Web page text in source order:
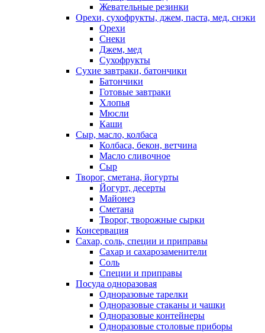
Жевательные резинки
Орехи, сухофрукты, джем, паста, мед, снэки
Орехи
Снеки
Джем, мед
Сухофрукты
Сухие завтраки, батончики
Батончики
Готовые завтраки
Хлопья
Мюсли
Каши
Сыр, масло, колбаса
Колбаса, бекон, ветчина
Масло сливочное
Сыр
Творог, сметана, йогурты
Йогурт, десерты
Майонез
Сметана
Творог, творожные сырки
Консервация
Сахар, соль, специи и приправы
Сахар и сахарозаменители
Соль
Специи и приправы
Посуда одноразовая
Одноразовые тарелки
Одноразовые стаканы и чашки
Одноразовые контейнеры
Одноразовые столовые приборы